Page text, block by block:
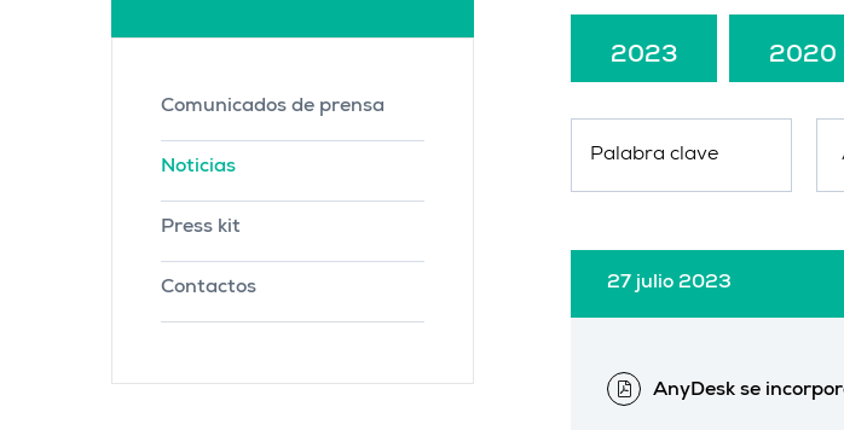
Comunicados de prensa
Noticias
Press kit
Contactos
2023 2020
27 julio 2023
AnyDesk se